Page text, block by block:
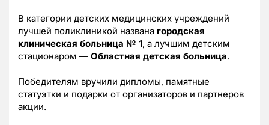
В категории детских медицинских учреждений
лучшей поликлиникой названа городская
клиническая больница № 1, а лучшим детским
стационаром — Областная детская больница.
Победителям вручили дипломы, памятные
статуэтки и подарки от организаторов и партнеров
акции.